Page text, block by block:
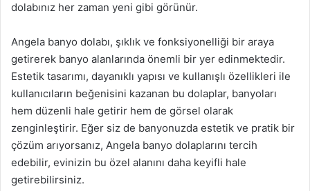
dolabınız her zaman yeni gibi görünür.
Angela banyo dolabı, şıklık ve fonksiyonelliği bir araya
getirerek banyo alanlarında önemli bir yer edinmektedir.
Estetik tasarımı, dayanıklı yapısı ve kullanışlı özellikleri ile
kullanıcıların beğenisini kazanan bu dolaplar, banyoları
hem düzenli hale getirir hem de görsel olarak
zenginleştirir. Eğer siz de banyonuzda estetik ve pratik bir
çözüm arıyorsanız, Angela banyo dolaplarını tercih
edebilir, evinizin bu özel alanını daha keyifli hale
getirebilirsiniz.